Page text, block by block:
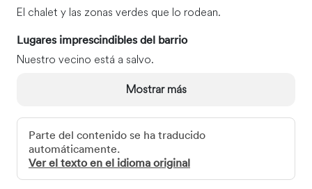
El chalet y las zonas verdes que lo rodean.
Lugares imprescindibles del barrio
Nuestro vecino está a salvo.
de autobús. La hermosa playa French Beach está a pocos
pasos.
A tan solo diez minutos a pie se encuentra Flea Beach
(llamada así por su tamaño), y el faro de Sherringham
Mostrar más
Parte del contenido se ha traducido
automáticamente.
Ver el texto en el idioma original